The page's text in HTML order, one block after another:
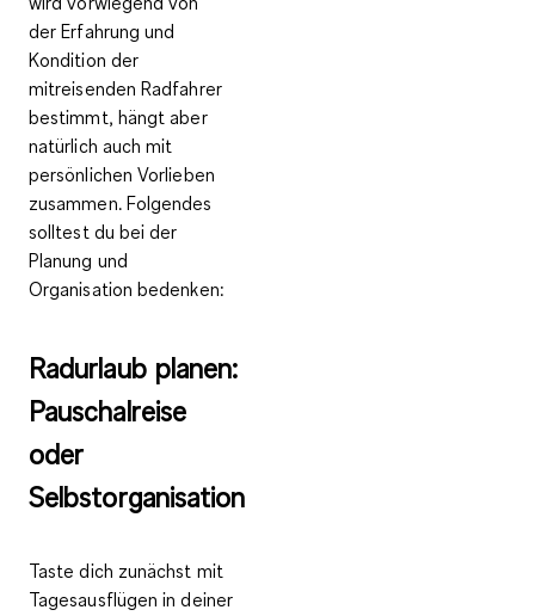
der Erfahrung und
Kondition der
mitreisenden Radfahrer
bestimmt, hängt aber
natürlich auch mit
persönlichen Vorlieben
zusammen. Folgendes
solltest du bei der
Planung und
Organisation bedenken:
Radurlaub planen:
Pauschalreise
oder
Selbstorganisation
Taste dich zunächst mit
Tagesausflügen in deiner